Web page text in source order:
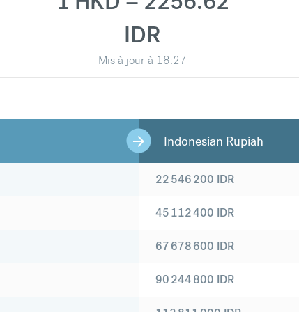
IDR
Mis à jour à 18:27
Indonesian Rupiah
22 546 200 IDR
45 112 400 IDR
67 678 600 IDR
90 244 800 IDR